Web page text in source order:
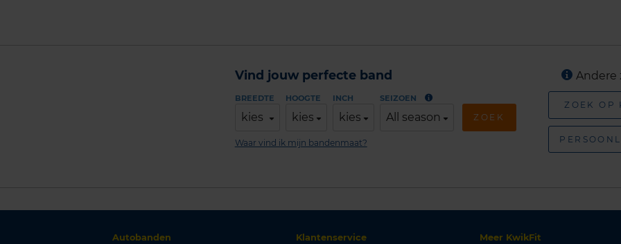
Vind jouw perfecte band
BREEDTE
kies
HOOGTE
kies
INCH
kies
SEIZOEN
All season ZOEK
Waar vind ik mijn bandenmaat?
Andere
ZOEK OP
Autobanden
Klantenservice
Meer KwikFit